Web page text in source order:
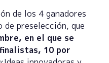
de los 4 ganadores
preselección, que
en el que se
10 por